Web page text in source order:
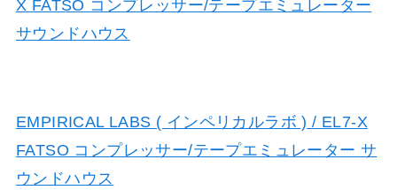
EMPIRICAL LABS ( インペリカルラボ ) / EL7-X
FATSO コンプレッサー/テープエミュレーター サ
ウンドハウス